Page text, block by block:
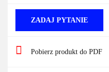
ZADAJ PYTANIE
Pobierz produkt do PDF